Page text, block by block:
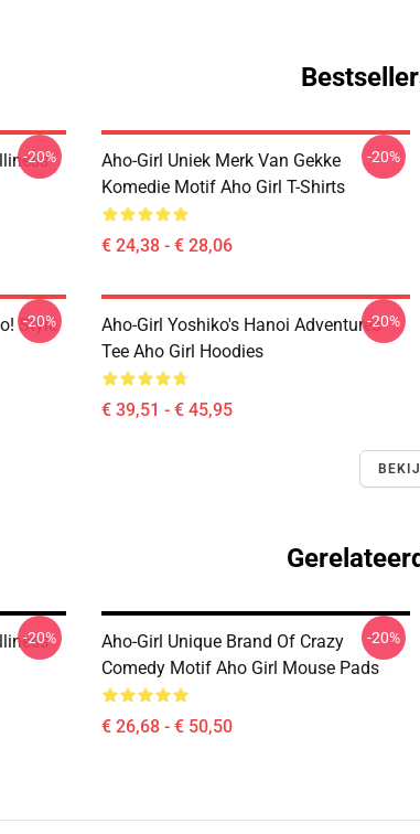
-20%
Aho-Girl Uniek Merk Van Gekke
Komedie Motif Aho Girl T-Shirts
€ 24,38 - € 28,06
-20%
Style
-20%
Aho-Girl Yoshiko's Hanoi Adventures
Tee Aho Girl Hoodies
€ 39,51 - € 45,95
-20%
-20%
Aho-Girl Unique Brand Of Crazy
Comedy Motif Aho Girl Mouse Pads
€ 26,68 - € 50,50
-20%